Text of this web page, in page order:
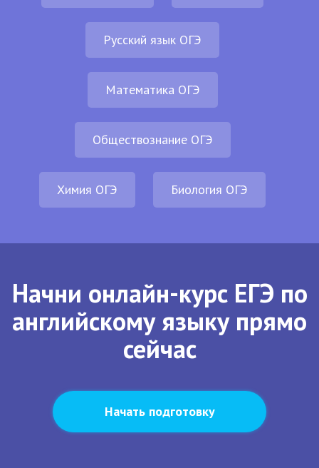
Русский язык ОГЭ
Математика ОГЭ
Обществознание ОГЭ
Химия ОГЭ Биология ОГЭ
Начни онлайн-курс ЕГЭ по
английскому языку прямо
сейчас
Начать подготовку